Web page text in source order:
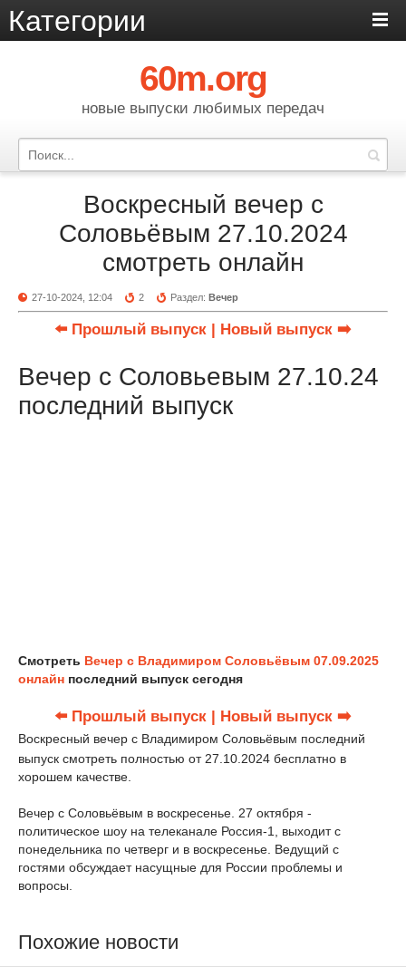
Категории
60m.org
новые выпуски любимых передач
Воскресный вечер с
Соловьёвым 27.10.2024
смотреть онлайн
27-10-2024, 12:04 2 Раздел:Вечер
⬅️ Прошлый выпуск | Новый выпуск ➡️
Вечер с Соловьевым 27.10.24
последний выпуск
Смотреть Вечер с Владимиром Соловьёвым 07.09.2025
онлайн последний выпуск сегодня
⬅️ Прошлый выпуск | Новый выпуск ➡️
Воскресный вечер с Владимиром Соловьёвым последний
выпуск смотреть полностью от 27.10.2024 бесплатно в
хорошем качестве.
Вечер с Соловьёвым в воскресенье. 27 октября -
политическое шоу на телеканале Россия-1, выходит с
понедельника по четверг и в воскресенье. Ведущий с
гостями обсуждает насущные для России проблемы и
вопросы.
Похожие новости